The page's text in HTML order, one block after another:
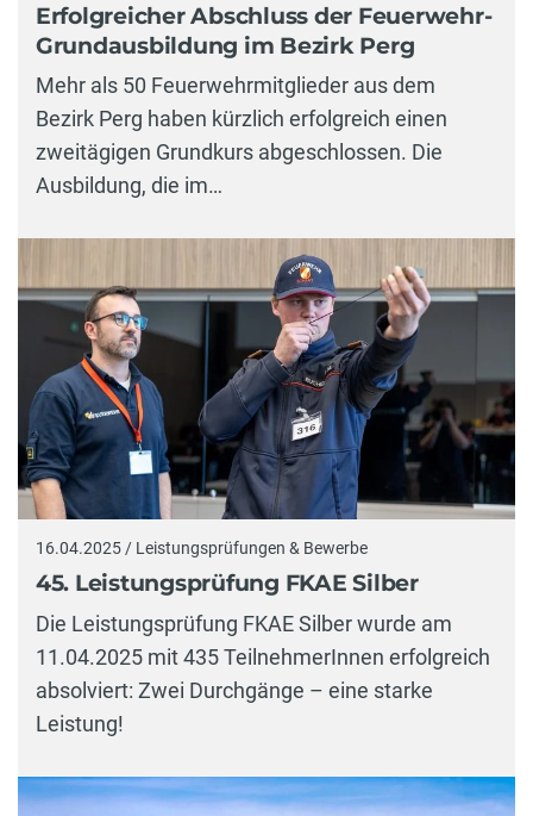
Erfolgreicher Abschluss der Feuerwehr-
Grundausbildung im Bezirk Perg
Mehr als 50 Feuerwehrmitglieder aus dem
Bezirk Perg haben kürzlich erfolgreich einen
zweitägigen Grundkurs abgeschlossen. Die
Ausbildung, die im…
16.04.2025 / Leistungsprüfungen & Bewerbe
45. Leistungsprüfung FKAE Silber
Die Leistungsprüfung FKAE Silber wurde am
11.04.2025 mit 435 TeilnehmerInnen erfolgreich
absolviert: Zwei Durchgänge – eine starke
Leistung!